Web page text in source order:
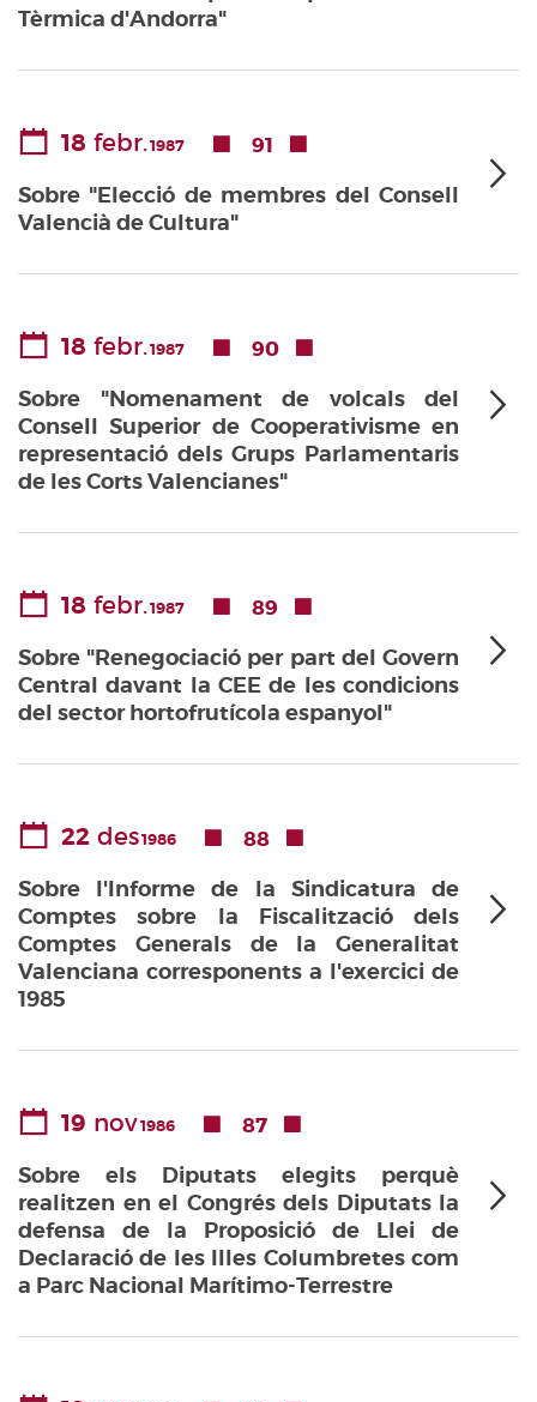
Tèrmica d'Andorra"
18 febr.1987 91
Sobre "Elecció de membres del Consell
Valencià de Cultura"
18 febr.1987 90
Sobre "Nomenament de volcals del
Consell Superior de Cooperativisme en
representació dels Grups Parlamentaris
de les Corts Valencianes"
18 febr.1987 89
Sobre "Renegociació per part del Govern
Central davant la CEE de les condicions
del sector hortofrutícola espanyol"
22 des1986 88
Sobre l'Informe de la Sindicatura de
Comptes sobre la Fiscalització dels
Comptes Generals de la Generalitat
Valenciana corresponents a l'exercici de
1985
19 nov1986 87
Sobre els Diputats elegits perquè
realitzen en el Congrés dels Diputats la
defensa de la Proposició de Llei de
Declaració de les Illes Columbretes com
a Parc Nacional Marítimo-Terrestre